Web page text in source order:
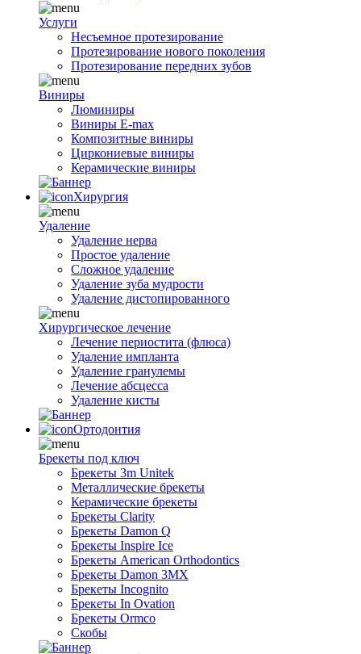
Услуги
Несъемное протезирование
Протезирование нового поколения
Протезирование передних зубов
Виниры
Люминиры
Виниры E-max
Композитные виниры
Циркониевые виниры
Керамические виниры
Хирургия
Удаление
Удаление нерва
Простое удаление
Сложное удаление
Удаление зуба мудрости
Удаление дистопированного
Хирургическое лечение
Лечение периостита (флюса)
Удаление импланта
Удаление гранулемы
Лечение абсцесса
Удаление кисты
Ортодонтия
Брекеты под ключ
Брекеты 3m Unitek
Металлические брекеты
Керамические брекеты
Брекеты Clarity
Брекеты Damon Q
Брекеты Inspire Ice
Брекеты American Orthodontics
Брекеты Damon 3MX
Брекеты Incognito
Брекеты In Ovation
Брекеты Ormco
Скобы